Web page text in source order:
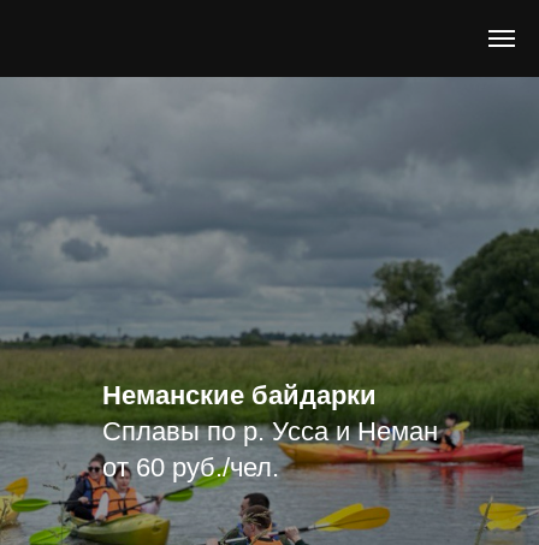
Неманские байдарки
Сплавы по р. Усса и Неман
от 60 руб./чел.